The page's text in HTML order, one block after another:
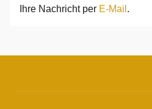
Ihre Nachricht per E-Mail .